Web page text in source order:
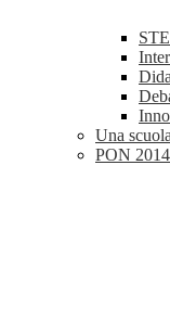
Una
PON